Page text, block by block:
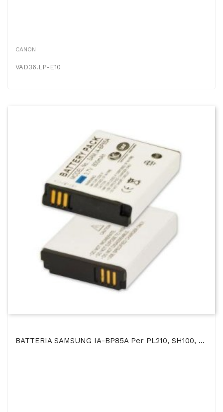
CANON
VAD36.LP-E10
BATTERIA SAMSUNG IA-BP85A Per PL210, SH100, WB210 800 MAh LI-ION